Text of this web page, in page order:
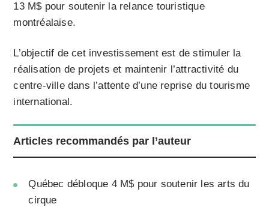
13 M$ pour soutenir la relance touristique
montréalaise.
L’objectif de cet investissement est de stimuler la
réalisation de projets et maintenir l’attractivité du
centre-ville dans l’attente d’une reprise du tourisme
international.
Articles recommandés par l’auteur
Québec débloque 4 M$ pour soutenir les arts du
cirque